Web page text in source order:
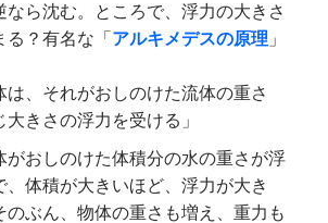
なら沈む。ところで、浮力の大きさ
？有名な「 アルキメデスの原理 」
は、それがおしのけた流体の重さ
大きさの浮力を受ける」
がおしのけた体積分の水の重さが浮
、体積が大きいほど、浮力が大き
のぶん、物体の重さも増え、重力も